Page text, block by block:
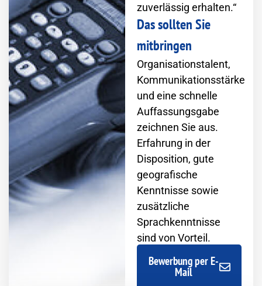
zuverlässig erhalten.“
Das sollten Sie
mitbringen
Organisationstalent,
Kommunikationsstärke
und eine schnelle
Auffassungsgabe
zeichnen Sie aus.
Erfahrung in der
Disposition, gute
geografische
Kenntnisse sowie
zusätzliche
Sprachkenntnisse
sind von Vorteil.
Bewerbung per E-
Mail